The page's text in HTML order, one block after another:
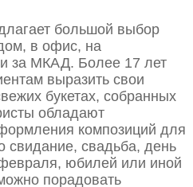
большой выбор
в офис, на
за МКАД. Более 17 лет
выразить свои
букетах, собранных
обладают
композиций для
свидание, свадьба, день
юбилей или иной
порадовать